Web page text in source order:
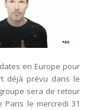
en Europe pour
déjà prévu dans le
sera de retour
Paris le mercredi 31